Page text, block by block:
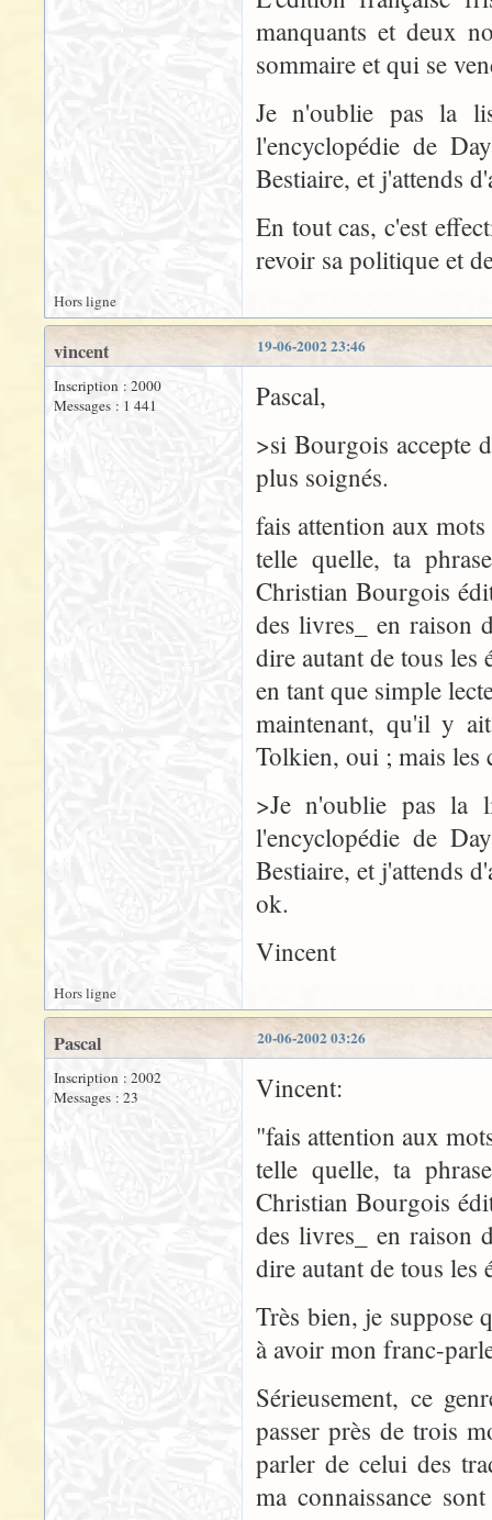
manquants et deux
sommaire et qui se
Je n'oublie pas la
l'encyclopédie de
Bestiaire, et j'attends
En tout cas, c'est
revoir sa politique et
Hors ligne
19-06-2002 23:46
vincent
Inscription : 2000
Messages : 1 441
Pascal,
>si Bourgois accepte
plus soignés.
fais attention aux
telle quelle, ta
Christian Bourgois
des livres_ en raison
dire autant de tous les
en tant que simple
maintenant, qu'il y
Tolkien, oui ; mais les
>Je n'oublie pas la
l'encyclopédie de
Bestiaire, et j'attends
ok.
Vincent
Hors ligne
20-06-2002 03:26
Pascal
Inscription : 2002
Messages : 23
Vincent:
"fais attention aux
telle quelle, ta
Christian Bourgois
des livres_ en raison
dire autant de tous les
Très bien, je suppose
à avoir mon franc-
Sérieusement, ce
passer près de trois
parler de celui des
ma connaissance